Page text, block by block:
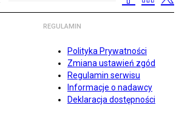
REGULAMIN
Polityka Prywatności
Zmiana ustawień zgód
Regulamin serwisu
Informacje o nadawcy
Deklaracja dostępności